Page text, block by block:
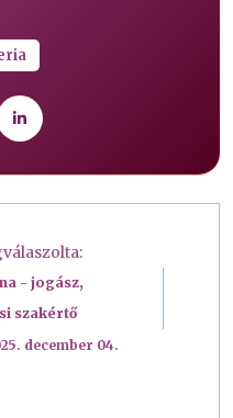
- jogász,
szakértő
december 04.